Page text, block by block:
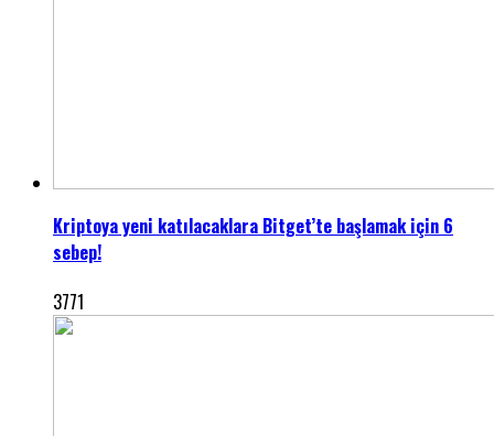
Kriptoya yeni katılacaklara Bitget’te başlamak için 6
sebep!
3771